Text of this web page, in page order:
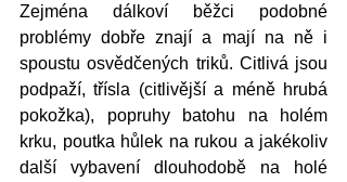
Zejména dálkoví běžci podobné
problémy dobře znají a mají na ně i
spoustu osvědčených triků. Citlivá jsou
podpaží, třísla (citlivější a méně hrubá
pokožka), popruhy batohu na holém
krku, poutka hůlek na rukou a jakékoliv
další vybavení dlouhodobě na holé